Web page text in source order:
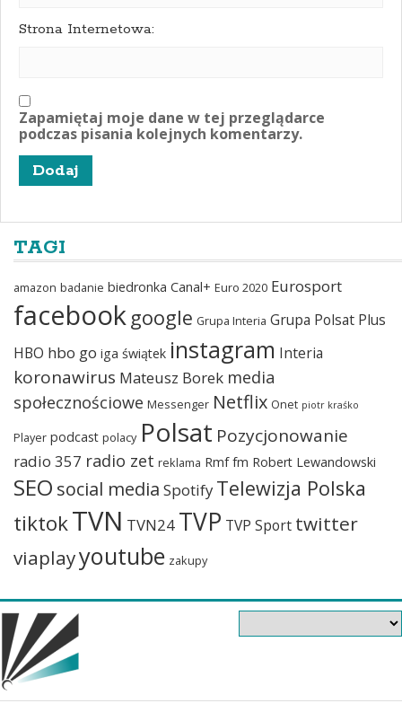
Strona Internetowa:
Zapamiętaj moje dane w tej przeglądarce
podczas pisania kolejnych komentarzy.
TAGI
amazon badanie biedronka Canal+ Euro 2020 Eurosport
facebook google Grupa Interia Grupa Polsat Plus
HBO hbo go iga świątek instagram Interia
koronawirus Mateusz Borek media
społecznościowe Messenger Netflix Onet piotr kraśko
Player podcast polacy Polsat Pozycjonowanie
radio 357 radio zet reklama Rmf fm Robert Lewandowski
SEO social media Spotify Telewizja Polska
tiktokTVN TVN24 TVP TVP Sport twitter
viaplayyoutube zakupy